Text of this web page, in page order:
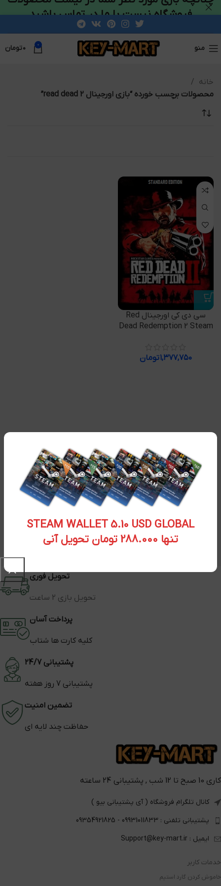
STEAM WALLET 5.10 USD GLOBAL
تنها 288.000 تومان تحویل آنی
منو 0 ۰تومان
خانه
محصولات برچسب خورده “بازی اورجینال read dead 2”
سی دی کی اورجینال Red
Dead Redemption 2 Steam
۱,۳۷۷,۷۵۰تومان
تحویل فوری
تحویل بازی 2 ساعت
پرداخت آسان
کلیه کارت ها شتاب
پشتیبانی 24/7
پشتیبانی 7 روز هفته
تضمین امنیت
حفاظت چند لایه ای
کاری 10 صبح تا 12 شب , پشتیبانی 24 ساعته
کانال تلگرام فروشگاه ( آی پشتیبانی بیو )
پشتیبانی تلفنی : 09931011833 - 09354921825
ایمیل : Support@key-mart.ir
خدمات کاربر
خاموش کردن گارد استیم
فروشگاه نیست با ما در تماس باشید